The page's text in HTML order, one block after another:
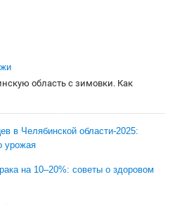
область с зимовки. Как
в Челябинской области-2025:
урожая
на 10–20%: советы о здоровом